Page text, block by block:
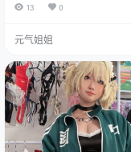
一样，她直接自封"高P战
少。这个态度我先给个好
来的真实极为假，摆明了
而诚实。 图片包获取…
13 0
元气姐姐